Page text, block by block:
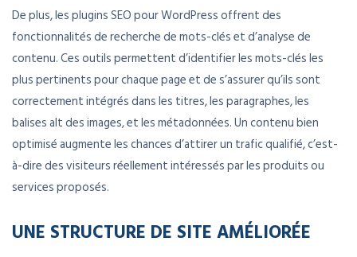
De plus, les plugins SEO pour WordPress offrent des
fonctionnalités de recherche de mots-clés et d’analyse de
contenu. Ces outils permettent d’identifier les mots-clés les
plus pertinents pour chaque page et de s’assurer qu’ils sont
correctement intégrés dans les titres, les paragraphes, les
balises alt des images, et les métadonnées. Un contenu bien
optimisé augmente les chances d’attirer un trafic qualifié, c’est-
à-dire des visiteurs réellement intéressés par les produits ou
services proposés.
UNE STRUCTURE DE SITE AMÉLIORÉE